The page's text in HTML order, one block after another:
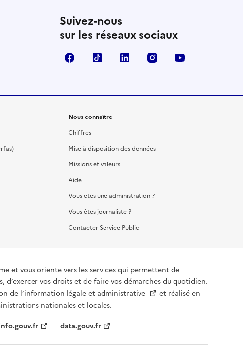
Suivez-nous
sur les réseaux sociaux
FacebookTikTok LinkedIn Instagram
Nous connaître
Chiffres
Mise à disposition des données
Missions et valeurs
Aide
Vous êtes une administration ?
Vous êtes journaliste ?
Contacter Service Public
et vous oriente vers les services qui permettent de
d’exercer vos droits et de faire vos démarches du quotidien.
de l’information légale et administrative
et réalisé en
nationales et locales.
info.gouv.fr data.gouv.fr